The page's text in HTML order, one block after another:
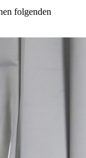
folgenden